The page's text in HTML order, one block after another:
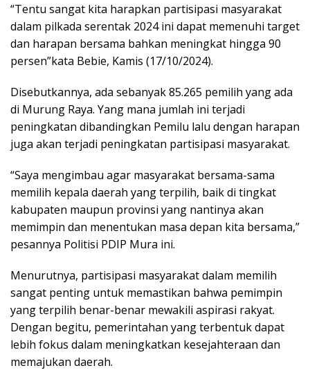
“Tentu sangat kita harapkan partisipasi masyarakat
dalam pilkada serentak 2024 ini dapat memenuhi target
dan harapan bersama bahkan meningkat hingga 90
persen”kata Bebie, Kamis (17/10/2024).
Disebutkannya, ada sebanyak 85.265 pemilih yang ada
di Murung Raya. Yang mana jumlah ini terjadi
peningkatan dibandingkan Pemilu lalu dengan harapan
juga akan terjadi peningkatan partisipasi masyarakat.
“Saya mengimbau agar masyarakat bersama-sama
memilih kepala daerah yang terpilih, baik di tingkat
kabupaten maupun provinsi yang nantinya akan
memimpin dan menentukan masa depan kita bersama,”
pesannya Politisi PDIP Mura ini.
Menurutnya, partisipasi masyarakat dalam memilih
sangat penting untuk memastikan bahwa pemimpin
yang terpilih benar-benar mewakili aspirasi rakyat.
Dengan begitu, pemerintahan yang terbentuk dapat
lebih fokus dalam meningkatkan kesejahteraan dan
memajukan daerah.